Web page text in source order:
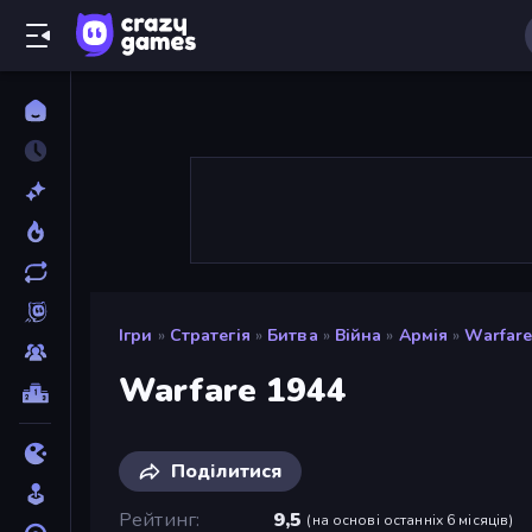
Ігри » Стратегія » Битва » Війна » Армія »
Warfare 1944
Поділитися
Рейтинг
9,5 (на основі останніх 6 місяців)